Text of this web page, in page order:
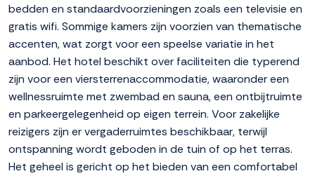
bedden en standaardvoorzieningen zoals een televisie en
gratis wifi. Sommige kamers zijn voorzien van thematische
accenten, wat zorgt voor een speelse variatie in het
aanbod. Het hotel beschikt over faciliteiten die typerend
zijn voor een viersterrenaccommodatie, waaronder een
wellnessruimte met zwembad en sauna, een ontbijtruimte
en parkeergelegenheid op eigen terrein. Voor zakelijke
reizigers zijn er vergaderruimtes beschikbaar, terwijl
ontspanning wordt geboden in de tuin of op het terras.
Het geheel is gericht op het bieden van een comfortabel